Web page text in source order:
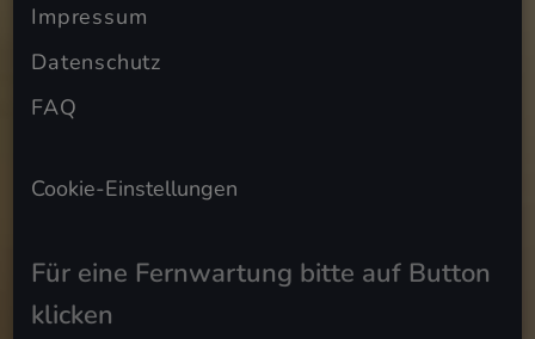
Impressum
Datenschutz
FAQ
Cookie-Einstellungen
Für eine Fernwartung bitte auf Button
klicken